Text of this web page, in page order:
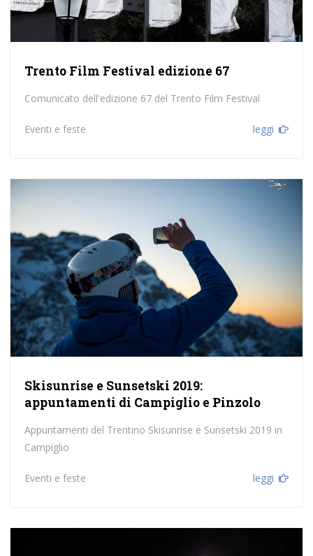
Trento Film Festival edizione 67
Comunicato dell'edizione 67 del Trento Film Festival
Eventi e feste leggi
Skisunrise e Sunsetski 2019:
appuntamenti di Campiglio e Pinzolo
Appuntamenti del Trentino Skisunrise e Sunsetski 2019 in
Campiglio
Eventi e feste leggi